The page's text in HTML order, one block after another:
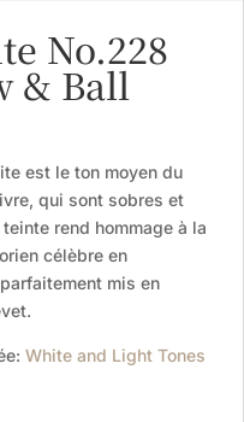
No.228
& Ball
est le ton moyen du
qui sont sobres et
rend hommage à la
célèbre en
mis en
White and Light Tones